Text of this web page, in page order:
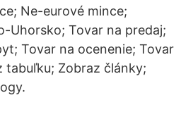
Ne-eurové mince;
Uhorsko; Tovar na predaj;
Tovar na ocenenie; Tovar
tabuľku; Zobraz články;